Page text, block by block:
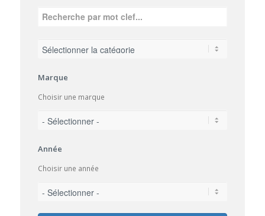
Marque
Choisir une marque
Année
Choisir une année